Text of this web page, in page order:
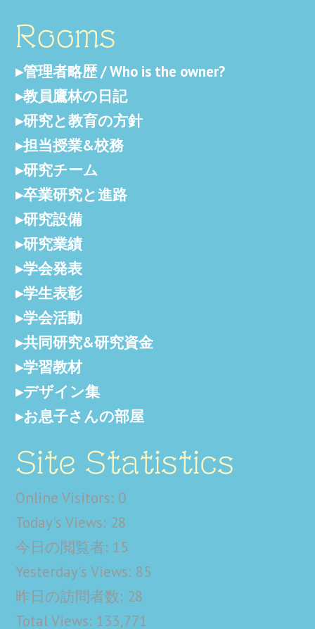
Rooms
管理者略歴 / Who is the owner?
教員鷹林の日記
研究と教育の方針
担当授業&校務
研究チーム
卒業研究と進路
研究設備
研究業績
学会発表
学生表彰
学会活動
共同研究&研究資金
学習教材
デザイン集
お息子さんの部屋
Site Statistics
Online Visitors: 0
Today's Views: 28
今日の閲覧者: 15
Yesterday's Views: 85
昨日の訪問者数: 28
Total Views: 133,771